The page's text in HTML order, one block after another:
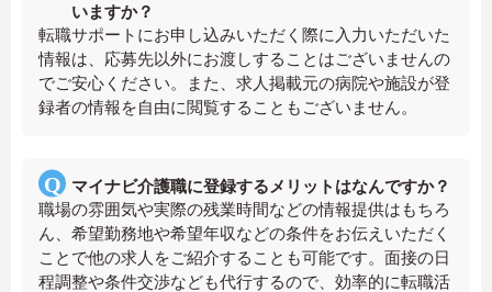
いますか？
転職サポートにお申し込みいただく際に入力いただいた
情報は、応募先以外にお渡しすることはございませんの
でご安心ください。また、求人掲載元の病院や施設が登
録者の情報を自由に閲覧することもございません。
マイナビ介護職に登録するメリットはなんですか？
職場の雰囲気や実際の残業時間などの情報提供はもちろ
ん、希望勤務地や希望年収などの条件をお伝えいただく
ことで他の求人をご紹介することも可能です。面接の日
程調整や条件交渉なども代行するので、効率的に転職活